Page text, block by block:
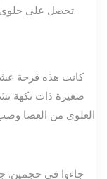
تحصل على حلوى أكثر بكثير مما تحصل عليه في الحانة العادية.
كانت هذه فرحة
صغيرة ذات نكهة
العلوي من العصا
جاءوا في حجمين.